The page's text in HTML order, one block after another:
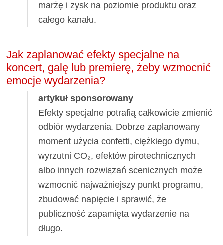
marżę i zysk na poziomie produktu oraz
całego kanału.
Jak zaplanować efekty specjalne na
koncert, galę lub premierę, żeby wzmocnić
emocje wydarzenia?
artykuł sponsorowany
Efekty specjalne potrafią całkowicie zmienić
odbiór wydarzenia. Dobrze zaplanowany
moment użycia confetti, ciężkiego dymu,
wyrzutni CO₂, efektów pirotechnicznych
albo innych rozwiązań scenicznych może
wzmocnić najważniejszy punkt programu,
zbudować napięcie i sprawić, że
publiczność zapamięta wydarzenie na
długo.